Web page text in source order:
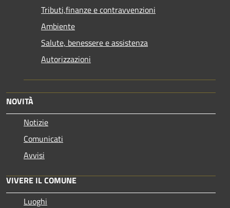
Tributi,finanze e contravvenzioni
Ambiente
Salute, benessere e assistenza
Autorizzazioni
NOVITÀ
Notizie
Comunicati
Avvisi
VIVERE IL COMUNE
Luoghi